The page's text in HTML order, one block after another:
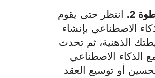
2.
انتظر حتى يقوم
الاصطناعي بإنشاء
الذهنية، ثم تحدث
الذكاء الاصطناعي